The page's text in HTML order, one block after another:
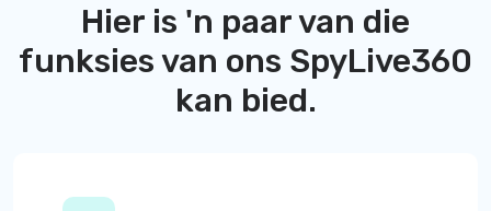
Hier is 'n paar van die
funksies van ons SpyLive360
kan bied.